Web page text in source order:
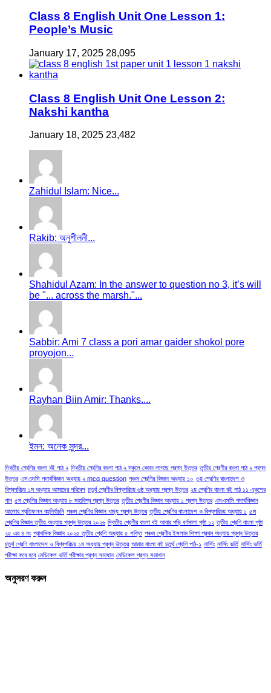
Class 8 English Unit One Lesson 1:
People’s Music
January 17, 2025 28,095
Class 8 English Unit One Lesson 2:
Nakshi kantha
January 18, 2025 23,482
Zahidul Islam: Nice...
Rakib: অনুশীলনী...
Shahidul Azam: In the answer to question no 3, it’s will
be "... across the marsh."...
Sabbir: Ami 7 class a pori amar gaider shokol pore
proyojon...
Rayhan Biin Amir: Thanks....
ইমন: অনেক সুন্দর...
দ্বিতীয় শ্রেণির বাংলা বই পাঠ ২ দ্বিতীয় শ্রেণির বাংলা পাঠ ২ স্কুলে কেমন লাগছে প্রশ্ন উত্তর তৃতীয় শ্রেণীর বাংলা পাঠ ২ প্রশ্ন
উত্তর এসএসসি পদার্থবিজ্ঞান অধ্যায় ২ mcq question পঞ্চম শ্রেণির বিজ্ঞান অধ্যায় ১০ ৩য় শ্রেণির বাংলাদেশ ও
বিশ্বপরিচয় ১ম অধ্যায় আমাদের পরিবেশ চতুর্থ শ্রেণীর বিশ্বপরিচয় ৬ষ্ঠ অধ্যায় প্রশ্ন উত্তর ২য় শ্রেণির বাংলা বই পাঠ ১১ একুশের
গান ৫ম শ্রেণির বিজ্ঞান অধ্যায় ৮ মহাবিশ্ব প্রশ্ন উত্তর তৃতীয় শ্রেণীর বিজ্ঞান অধ্যায় ১ প্রশ্ন উত্তর এসএসসি পদার্থবিজ্ঞান
আলোর প্রতিফলন বহুনির্বাচনি পঞ্চম শ্রেণির বিজ্ঞান খাদ্য প্রশ্ন উত্তর তৃতীয় শ্রেণির বাংলাদেশ ও বিশ্বপরিচয় অধ্যায় ১ ৫ম
শ্রেণির বিজ্ঞান তৃতীয় অধ্যায় প্রশ্ন উত্তর ২০২৬ দ্বিতীয় শ্রেণীর বাংলা বই আবার পড়ি বর্ণমালা পৃষ্ঠা ১২ তৃতীয় শ্রেণি বাংলা পৃষ্ঠা
২৫ এর ৪ নং প্রাথমিক বিজ্ঞান ২০২৫ তৃতীয় শ্রেণি অধ্যায় ৫ শক্তি পঞ্চম শ্রেণীর ইসলাম শিক্ষা প্রথম অধ্যায় প্রশ্ন উত্তর
চতুর্থ শ্রেণি বাংলাদেশ ও বিশ্বপরিচয় ১ম অধ্যায় প্রশ্ন উত্তর আমার বাংলা বই চতুর্থ শ্রেণি পাঠ-১ নার্সিং নার্সিং ভর্তি নার্সিং ভর্তি
পরীক্ষা কবে হবে মেডিকেল ভর্তি পরীক্ষার প্রশ্ন সমাধান মেডিকেল প্রশ্ন সমাধান
অনুসরণ করুন